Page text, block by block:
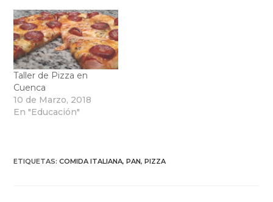
Taller de Pizza en
Cuenca
10 de Marzo, 2018
En "Educación"
ETIQUETAS:COMIDA ITALIANA, PAN, PIZZA